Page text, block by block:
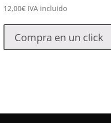
12,00€ IVA incluido
Compra en un click